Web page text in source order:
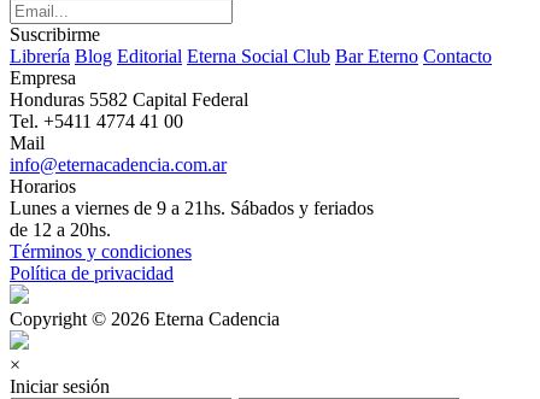
Suscribirme
Librería Blog Editorial Eterna Social Club Bar Eterno Contacto
Empresa
Honduras 5582 Capital Federal
Tel. +5411 4774 41 00
Mail
info@eternacadencia.com.ar
Horarios
Lunes a viernes de 9 a 21hs. Sábados y feriados
de 12 a 20hs.
Términos y condiciones
Política de privacidad
Copyright © 2026 Eterna Cadencia
×
Iniciar sesión